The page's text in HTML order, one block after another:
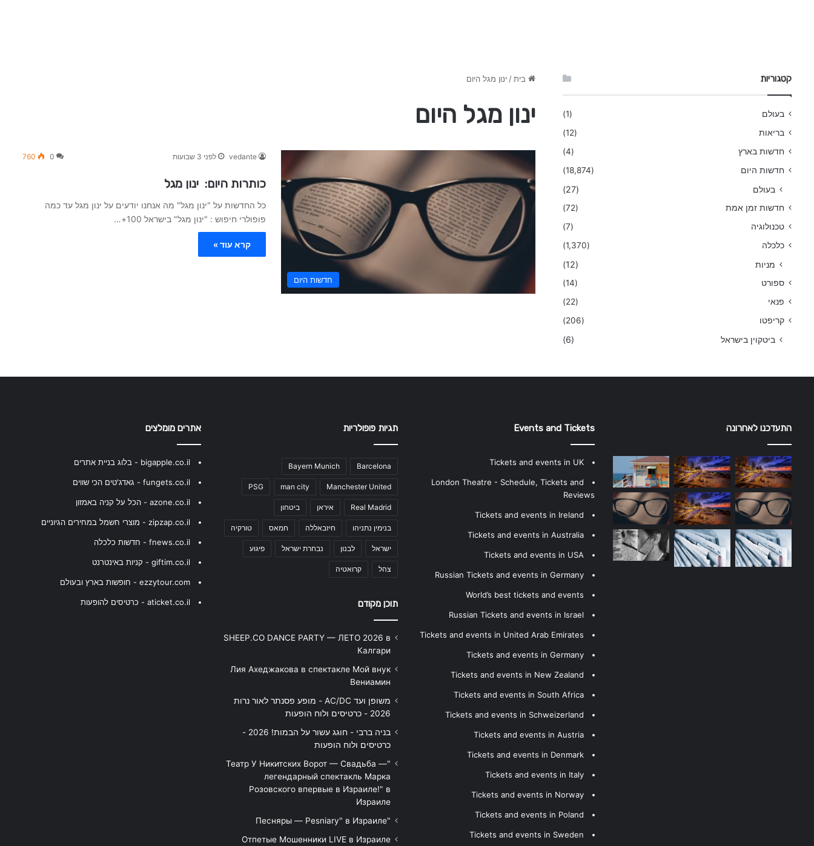
בית / ינון מגל היום
ינון מגל היום
חדשות היום
vedante לפני 3 שבועות 0
760
כותרות היום: ינון מגל
כל החדשות על "ינון מגל" מה אנחנו יודעים על ינון מגל עד כמה
פופולרי חיפוש : "ינון מגל" בישראל 100+…
קרא עוד »
קטגוריות
בעולם
(1)
בריאות
(12)
חדשות בארץ
(4)
חדשות היום
(18,874)
בעולם (27)
חדשות זמן אמת
(72)
טכנולוגיה
(7)
כלכלה
(1,370)
מניות (12)
ספורט
(14)
פנאי
(22)
קריפטו
(206)
ביטקוין בישראל (6)
התעדכנו לאחרונה Events and Tickets
Tickets and events in UK
London Theatre - Schedule, Tickets and
Reviews
Tickets and events in Ireland
Tickets and events in Australia
Tickets and events in USA
Russian Tickets and events in Germany
World’s best tickets and events
Russian Tickets and events in Israel
Tickets and events in United Arab Emirates
Tickets and events in Germany
Tickets and events in New Zealand
Tickets and events in South Africa
Tickets and events in Schweizerland
Tickets and events in Austria
Tickets and events in Denmark
Tickets and events in Italy
Tickets and events in Norway
Tickets and events in Poland
Tickets and events in Sweden
תגיות פופולריות
Barcelona
Bayern Munich
Manchester United
man city
PSG
Real Madrid איראן ביטחון
בנימין נתניהו חיזבאללה חמאס טורקיה
ישראל לבנון נבחרת ישראל פיגוע
צהל קרואטיה
תוכן מקודם
SHEEP.CO DANCE PARTY — ЛЕТО 2026 в
Калгари
Лия Ахеджакова в спектакле Мой внук
Вениамин
משופן ועד AC/DC - מופע פסנתר לאור נרות
2026 - כרטיסים ולוח הופעות
בניה ברבי - חוגג עשור על הבמות! 2026 -
כרטיסים ולוח הופעות
"Театр У Никитских Ворот — Свадьба —
легендарный спектакль Марка
Розовского впервые в Израиле!" в
Израиле
"Песняры — Pesniary" в Израиле
Отпетые Мошенники LIVE в Израиле
אתרים מומלצים
bigapple.co.il - בלוג בניית אתרים
fungets.co.il - גאדג'טים הכי שווים
azone.co.il - הכל על קניה באמזון
zipzap.co.il - מוצרי חשמל במחירים הגיוניים
fnews.co.il - חדשות כלכלה
giftim.co.il - קניות באינטרנט
ezzytour.com - חופשות בארץ ובעולם
aticket.co.il - כרטיסים להופעות